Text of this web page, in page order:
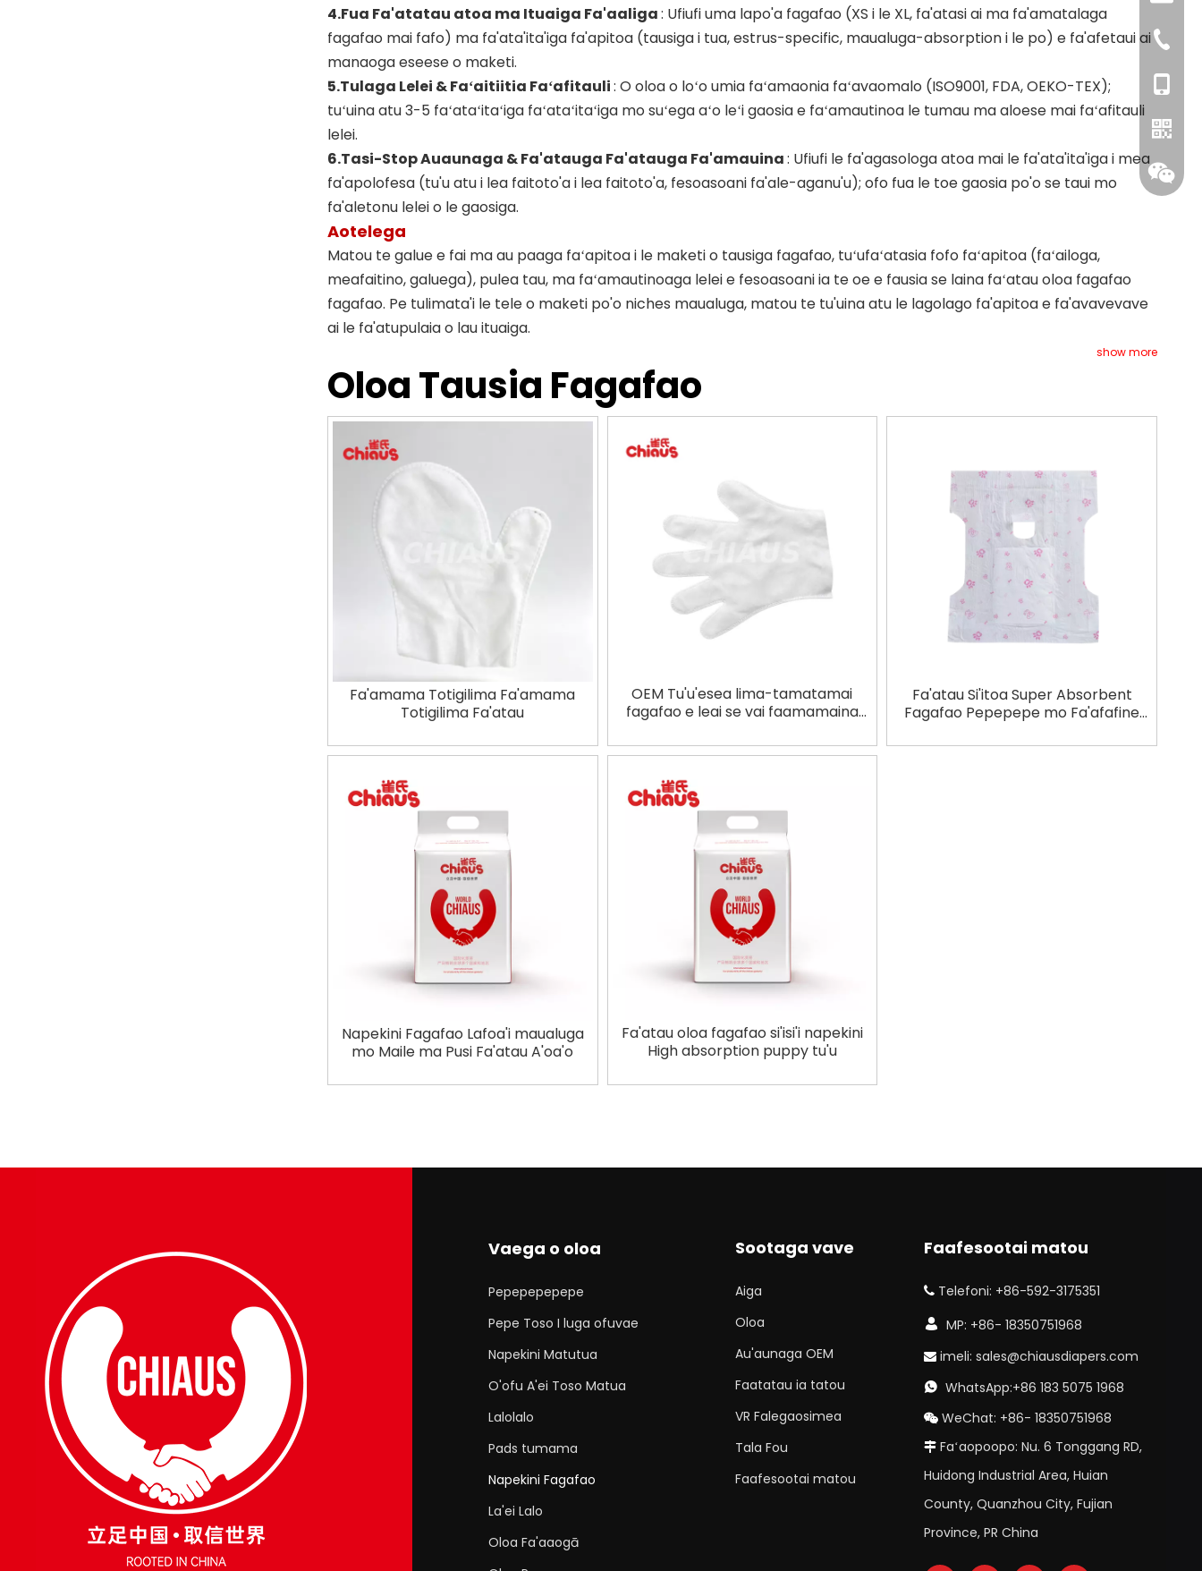
4.Fua Fa'atatau atoa ma Ituaiga Fa'aaliga: Ufiufi uma lapo'a fagafao (XS i le XL, fa'atasi ai ma fa'amatalaga
fagafao mai fafo) ma fa'ata'ita'iga fa'apitoa (tausiga i tua, estrus-specific, maualuga-absorption i le po) e fa'afetaui ai
manaoga eseese o maketi.
5.Tulaga Lelei & Faʻaitiitia Faʻafitauli: O oloa o loʻo umia faʻamaonia faʻavaomalo (ISO9001, FDA, OEKO-TEX);
tuʻuina atu 3-5 faʻataʻitaʻiga faʻataʻitaʻiga mo suʻega aʻo leʻi gaosia e faʻamautinoa le tumau ma aloese mai faʻafitauli
lelei.
6.Tasi-Stop Auaunaga & Fa'atauga Fa'atauga Fa'amauina: Ufiufi le fa'agasologa atoa mai le fa'ata'ita'iga i mea
fa'apolofesa (tu'u atu i lea faitoto'a i lea faitoto'a, fesoasoani fa'ale-aganu'u); ofo fua le toe gaosia po'o se taui mo
fa'aletonu lelei o le gaosiga.
Aotelega
Matou te galue e fai ma au paaga faʻapitoa i le maketi o tausiga fagafao, tuʻufaʻatasia fofo faʻapitoa (faʻailoga,
meafaitino, galuega), pulea tau, ma faʻamautinoaga lelei e fesoasoani ia te oe e fausia se laina faʻatau oloa fagafao
fagafao. Pe tulimata'i le tele o maketi po'o niches maualuga, matou te tu'uina atu le lagolago fa'apitoa e fa'avavevave
ai le fa'atupulaia o lau ituaiga.
show more
Oloa Tausia Fagafao
Fa'amama Totigilima Fa'amama
Totigilima Fa'atau
OEM Tu'u'esea lima-tamatamai
fagafao e leai se vai faamamaina
Fa'atau Si'itoa Super Absorbent
Fagafao Pepepepe mo Fa'afafine
Napekini Fagafao Lafoa'i maualuga
mo Maile ma Pusi Fa'atau A'oa'o
Fa'atau oloa fagafao si'isi'i napekini
High absorption puppy tu'u
Vaega o oloa
Pepepepepepe
Pepe Toso I luga ofuvae
Napekini Matutua
O'ofu A'ei Toso Matua
Lalolalo
Pads tumama
Napekini Fagafao
La'ei Lalo
Oloa Fa'aaogā
+86-
Sootaga vave
Aiga
Oloa
Au'aunaga OEM
Faatatau ia tatou
VR Falegaosimea
Tala Fou
Faafesootai matou
Faafesootai matou
 Telefoni: +86-592-3175351
 MP: +86- 18350751968
 imeli:sales@chiausdiapers.com
 WhatsApp:+86 183 5075 1968
 WeChat: +86- 18350751968
 Faʻaopoopo: Nu. 6 Tonggang RD,
Huidong Industrial Area, Huian
County, Quanzhou City, Fujian
Province, PR China